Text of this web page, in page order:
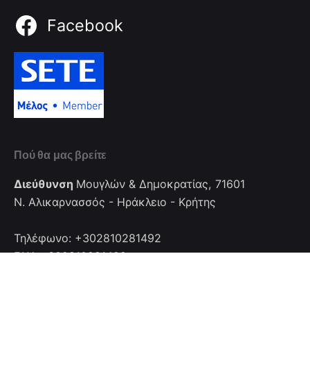
Facebook
Πού θα μας βρείτε
Διεύθυνση Μουγλών & Δημοκρατίας, 71601
Ν. Αλικαρνασσός - Ηράκλειο - Κρήτης
Τηλέφωνο: +302810281492
FAX: +302810281492